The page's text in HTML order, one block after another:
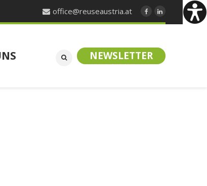
office@reuseaustria.at
NEWSLETTER